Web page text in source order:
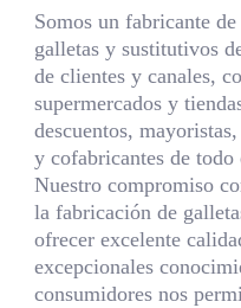
Somos un fabricante
galletas y sustitutivos
de clientes y canales,
supermercados y
descuentos,
y cofabricantes de todo
Nuestro compromiso
la fabricación de
ofrecer excelente
excepcionales
consumidores nos